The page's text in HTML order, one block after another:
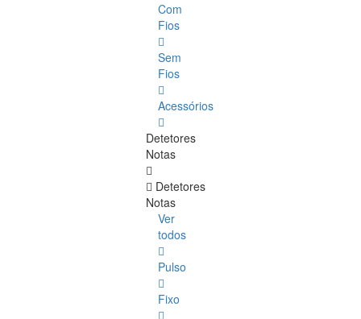
Com
Fios
Sem
Fios
Acessórios
Detetores
Notas
Detetores
Notas
Ver
todos
Pulso
Fixo